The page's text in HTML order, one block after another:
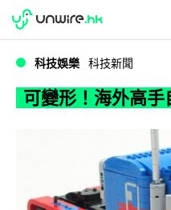
可變形！海外
WWDC 2026
科技娛樂 科技新聞
可變形！海外高手